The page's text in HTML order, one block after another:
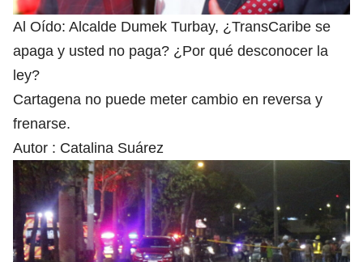
Al Oído: Alcalde Dumek Turbay, ¿TransCaribe se
apaga y usted no paga? ¿Por qué desconocer la
ley?
Cartagena no puede meter cambio en reversa y
frenarse.
Autor : Catalina Suárez